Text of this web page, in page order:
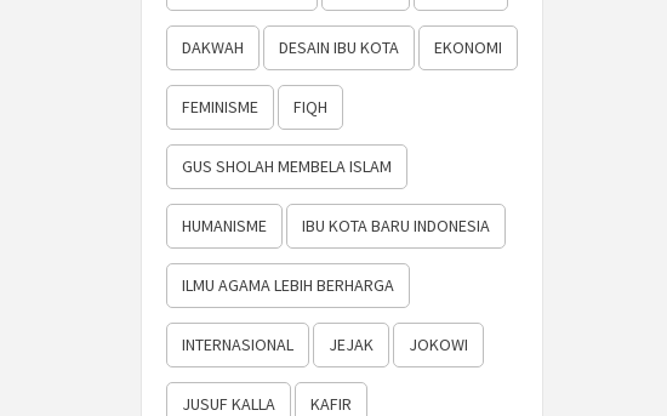
DAKWAH DESAIN IBU KOTA EKONOMI
FEMINISME FIQH
GUS SHOLAH MEMBELA ISLAM
HUMANISME IBU KOTA BARU INDONESIA
ILMU AGAMA LEBIH BERHARGA
INTERNASIONAL JEJAK JOKOWI
JUSUF KALLA KAFIR